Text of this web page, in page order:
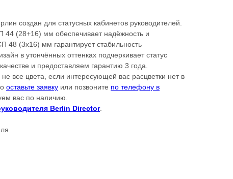
создан для статусных кабинетов руководителей.
44 (28+16) мм обеспечивает надёжность и
48 (3х16) мм гарантирует стабильность
в утончённых оттенках подчеркивает статус
и предоставляем гарантию 3 года.
все цвета, если интересующей вас расцветки нет в
оставьте заявку или позвоните по телефону в
вас по наличию.
Berlin Director.